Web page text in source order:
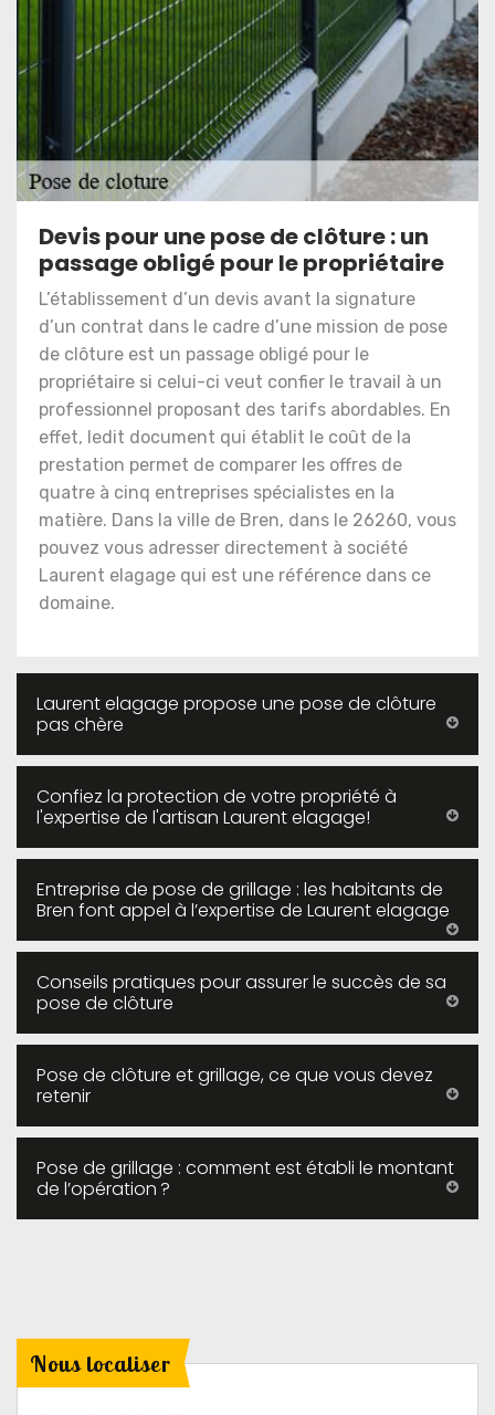
Devis pour une pose de clôture : un
passage obligé pour le propriétaire
L’établissement d’un devis avant la signature
d’un contrat dans le cadre d’une mission de pose
de clôture est un passage obligé pour le
propriétaire si celui-ci veut confier le travail à un
professionnel proposant des tarifs abordables. En
effet, ledit document qui établit le coût de la
prestation permet de comparer les offres de
quatre à cinq entreprises spécialistes en la
matière. Dans la ville de Bren, dans le 26260, vous
pouvez vous adresser directement à société
Laurent elagage qui est une référence dans ce
domaine.
Laurent elagage propose une pose de clôture
pas chère
Confiez la protection de votre propriété à
l'expertise de l'artisan Laurent elagage!
Entreprise de pose de grillage : les habitants de
Bren font appel à l’expertise de Laurent elagage
Conseils pratiques pour assurer le succès de sa
pose de clôture
Pose de clôture et grillage, ce que vous devez
retenir
Pose de grillage : comment est établi le montant
de l’opération ?
Nous localiser